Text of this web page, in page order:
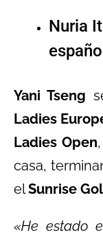
Nuria
Yani Tseng
Ladies
Ladies Open
casa,
elSunrise
«He estado